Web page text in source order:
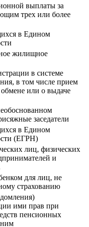
выплаты за
трех или более
в Едином
жилищное
в системе
в том числе прием
или о выдаче
заседатели
в Едином
(ЕГРН)
лиц, физических
и
для лиц, не
страхованию
ими прав при
пенсионных